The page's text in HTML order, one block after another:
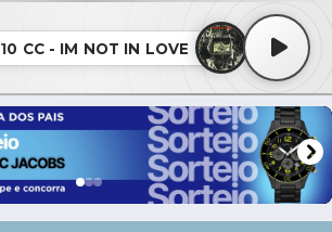
10 CC - IM NOT IN LOVE